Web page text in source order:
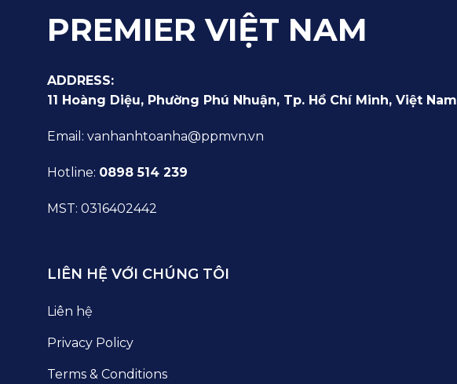
PREMIER VIỆT NAM
ADDRESS:
11 Hoàng Diệu, Phường Phú Nhuận, Tp. Hồ Chí Minh, Việt Nam
Email: vanhanhtoanha@ppmvn.vn
Hotline: 0898 514 239
MST: 0316402442
LIÊN HỆ VỚI CHÚNG TÔI
Liên hệ
Privacy Policy
Terms & Conditions